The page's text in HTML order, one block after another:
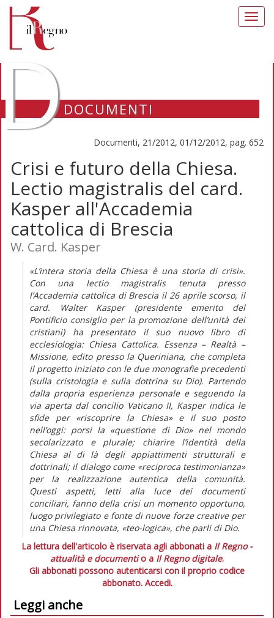
DOCUMENTI
Documenti, 21/2012, 01/12/2012, pag. 652
Crisi e futuro della Chiesa.
Lectio magistralis del card.
Kasper all'Accademia
cattolica di Brescia
W. Card. Kasper
«L’intera storia della Chiesa è una storia di crisi».
Con una lectio magistralis tenuta presso
l’Accademia cattolica di Brescia il 26 aprile scorso, il
card. Walter Kasper (presidente emerito del
Pontificio consiglio per la promozione dell’unità dei
cristiani) ha presentato il suo nuovo libro di
ecclesiologia: Chiesa Cattolica. Essenza – Realtà –
Missione, edito presso la Queriniana, che completa
il progetto iniziato con le due monografie precedenti
(sulla cristologia e sulla dottrina su Dio). Partendo
dalla propria esperienza personale e seguendo la
via aperta dal concilio Vaticano II, Kasper indica le
sfide per «riscoprire la Chiesa» e il suo posto
nell’oggi: porsi la «questione di Dio» nel mondo
secolarizzato e plurale; chiarire l’identità della
Chiesa al di là degli appiattimenti strutturali e
dottrinali; il dialogo come «reciproca testimonianza»
per la realizzazione autentica della comunità.
Questi aspetti, letti alla luce dei documenti
conciliari, fanno della crisi un momento opportuno,
luogo privilegiato e fonte di nuove forze creative per
una Chiesa rinnovata, «teo-logica», che parli di Dio.
La lettura dell'articolo è riservata agli abbonati a Il Regno -
attualità e documentio a Il Regno digitale.
Gli abbonati possono autenticarsi con il proprio codice
abbonato. Accedi.
Leggi anche